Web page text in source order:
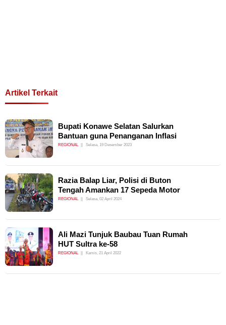
Artikel Terkait
Bupati Konawe Selatan Salurkan
Bantuan guna Penanganan Inflasi
REGIONAL Selasa, 19 Desember 2023
Razia Balap Liar, Polisi di Buton
Tengah Amankan 17 Sepeda Motor
REGIONAL Selasa, 02 April 2024
Ali Mazi Tunjuk Baubau Tuan Rumah
HUT Sultra ke-58
REGIONAL Kamis, 21 April 2022